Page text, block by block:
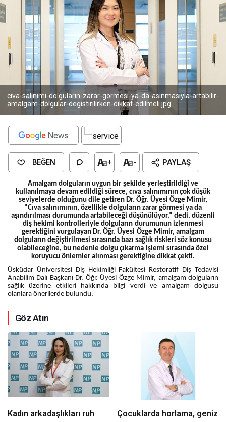
civa-salinimi-dolgularin-zarar-gormesi-ya-da-asinmasiyla-artabilir-
amalgam-dolgular-degistirilirken-dikkat-edilmeli.jpg
BEĞEN + - PAYLAŞ
Amalgam dolguların uygun bir şekilde yerleştirildiği ve
kullanılmaya devam edildiği sürece, cıva salınımının çok düşük
seviyelerde olduğunu dile getiren Dr. Öğr. Üyesi Özge Mimir,
“Cıva salınımının, özellikle dolguların zarar görmesi ya da
aşındırılması durumunda artabileceği düşünülüyor.” dedi. düzenli
diş hekimi kontrolleriyle dolguların durumunun izlenmesi
gerektiğini vurgulayan Dr. Öğr. Üyesi Özge Mimir, amalgam
dolguların değiştirilmesi sırasında bazı sağlık riskleri söz konusu
olabileceğine, bu nedenle dolgu çıkarma işlemi sırasında özel
koruyucu önlemler alınması gerektiğine dikkat çekti.
Üsküdar Üniversitesi Diş Hekimliği Fakültesi Restoratif Diş Tedavisi
Anabilim Dalı Başkanı Dr. Öğr. Üyesi Özge Mimir, amalgam dolguların
sağlık üzerine etkileri hakkında bilgi verdi ve amalgam dolgusu
olanlara önerilerde bulundu.
Göz Atın
Kadın arkadaşlıkları ruh
Çocuklarda horlama, geniz